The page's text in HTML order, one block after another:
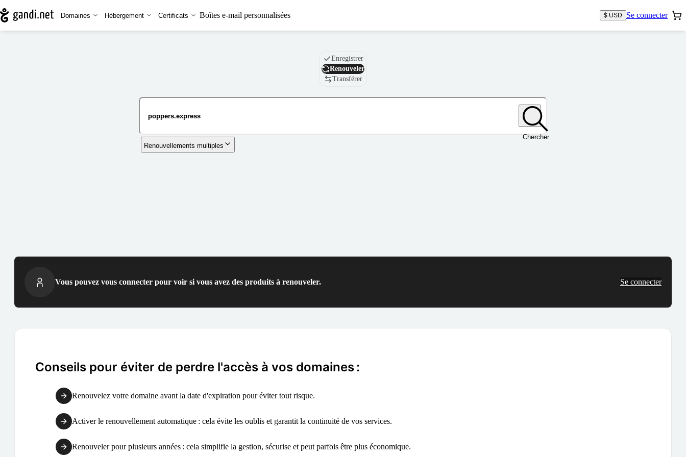
Domaines Hébergement Certificats Boîtes e-mail personnalisées $ USD Se connecter
Nom de domaine
Enregistrer
Renouveler
Transférer
Chercher
Renouvellements multiples
Vous pouvez vous connecter pour voir si vous avez des produits à renouveler. Se connecter
Conseils pour éviter de perdre l'accès à vos domaines :
Renouvelez votre domaine avant la date d'expiration pour éviter tout risque.
Activer le renouvellement automatique : cela évite les oublis et garantit la continuité de vos services.
Renouveler pour plusieurs années : cela simplifie la gestion, sécurise et peut parfois être plus économique.